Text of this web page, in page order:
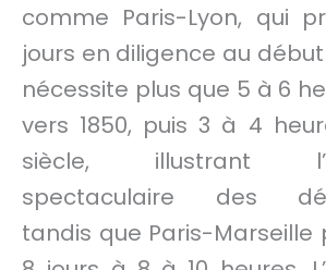
comme Paris-Lyon, qui
jours en diligence au
nécessite plus que 5 à 6
vers 1850, puis 3 à 4
siècle, illustrant
spectaculaire des
tandis que Paris-Marseille